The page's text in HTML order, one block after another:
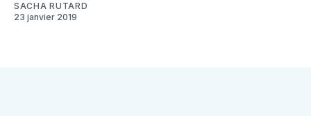
SACHA RUTARD
23 janvier 2019